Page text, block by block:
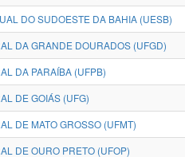
DO SUDOESTE DA BAHIA (UESB)
DA GRANDE DOURADOS (UFGD)
DA PARAÍBA (UFPB)
DE GOIÁS (UFG)
DE MATO GROSSO (UFMT)
DE OURO PRETO (UFOP)